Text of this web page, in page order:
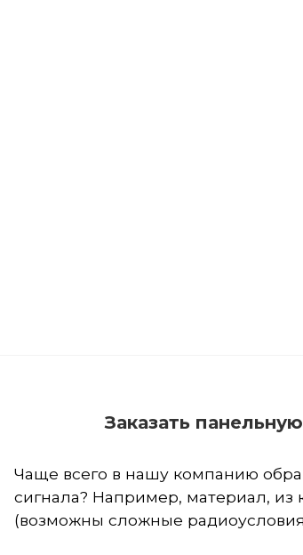
Заказать
Чаще всего в нашу компанию
сигнала? Например, материал,
(возможны сложные радиоусловия